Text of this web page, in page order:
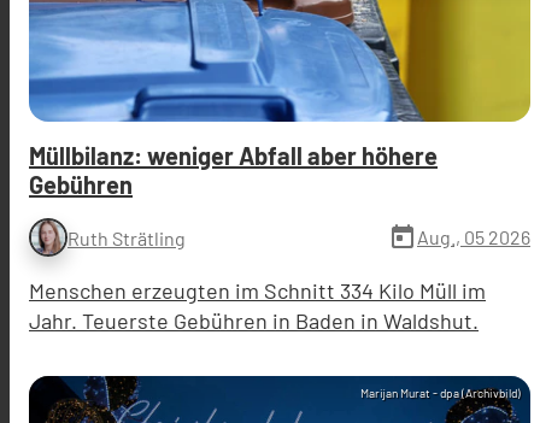
Müllbilanz: weniger Abfall aber höhere
Gebühren
Ruth Strätling today Aug., 05 2026
Menschen erzeugten im Schnitt 334 Kilo Müll im
Jahr. Teuerste Gebühren in Baden in Waldshut.
Marijan Murat - dpa (Archivbild)